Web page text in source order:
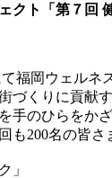
クト「第７回
福岡ウェル
づくりに貢献
手のひらをか
も200名の皆
」